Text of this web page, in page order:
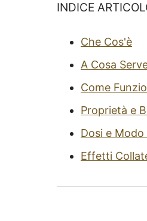
INDICE
Che Cos'è
A Cosa
Come
Proprietà e
Dosi e Modo
Effetti